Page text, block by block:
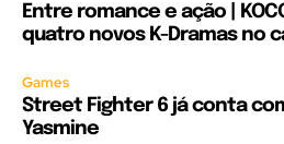
Entre romance e ação |
quatro novos K-Dramas no
Games
Street Fighter 6 já conta
Yasmine